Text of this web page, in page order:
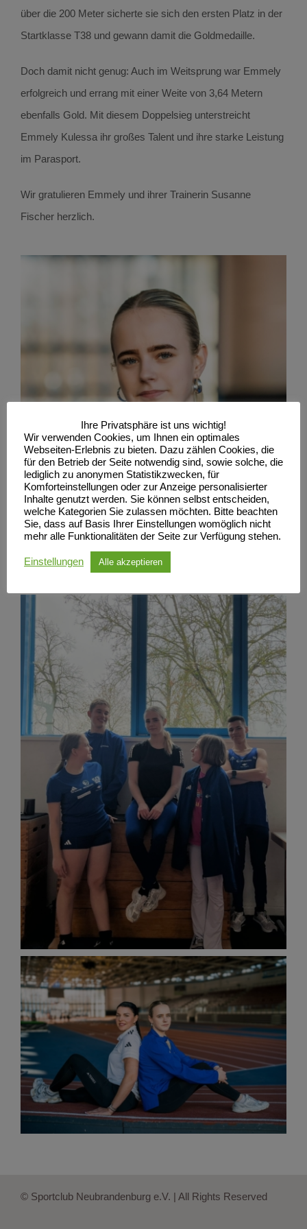
über die 200 Meter sicherte sie sich den ersten Platz in der
Startklasse T38 und gewann damit die Goldmedaille.
Doch damit nicht genug: Auch im Weitsprung war Emmely
erfolgreich und errang mit einer Weite von 3,64 Metern
ebenfalls Gold. Mit diesem Doppelsieg unterstreicht
Emmely Kulessa ihr großes Talent und ihre starke Leistung
im Parasport.
Wir gratulieren Emmely und ihrer Trainerin Susanne
Fischer herzlich.
© Sportclub Neubrandenburg e.V. | All Rights Reserved
Ihre Privatsphäre ist uns wichtig!
Wir verwenden Cookies, um Ihnen ein optimales
Webseiten-Erlebnis zu bieten. Dazu zählen Cookies, die
für den Betrieb der Seite notwendig sind, sowie solche, die
lediglich zu anonymen Statistikzwecken, für
Komforteinstellungen oder zur Anzeige personalisierter
Inhalte genutzt werden. Sie können selbst entscheiden,
welche Kategorien Sie zulassen möchten. Bitte beachten
Sie, dass auf Basis Ihrer Einstellungen womöglich nicht
mehr alle Funktionalitäten der Seite zur Verfügung stehen.
Einstellungen Alle akzeptieren